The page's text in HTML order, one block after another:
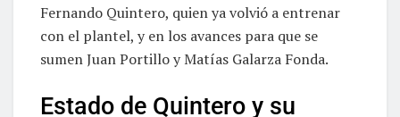
Fernando Quintero, quien ya volvió a entrenar
con el plantel, y en los avances para que se
sumen Juan Portillo y Matías Galarza Fonda.
Estado de Quintero y su